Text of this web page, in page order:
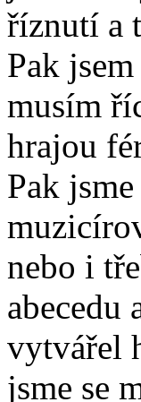
říznutí a
Pak
musím
hrajou
Pak
nebo i
abecedu
vytvářel
jsme se